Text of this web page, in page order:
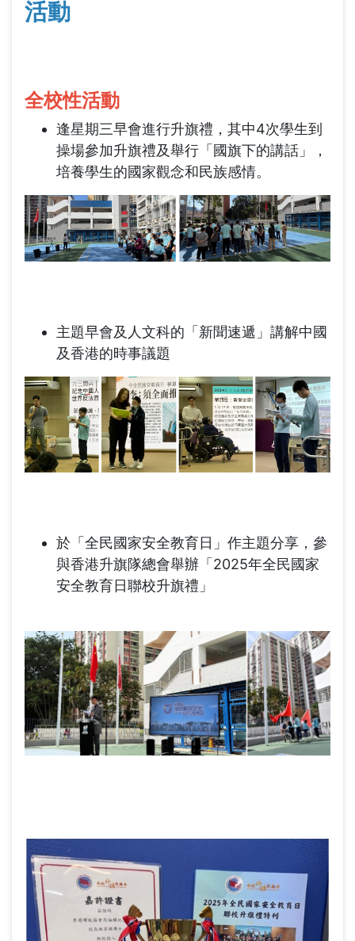
活動
全校性活動
逢星期三早會進行升旗禮，其中4次學生到
操場參加升旗禮及舉行「國旗下的講話」，
培養學生的國家觀念和民族感情。 ​​​​​​
主題早會及人文科的「新聞速遞」講解中國
及香港的時事議題
於「全民國家安全教育日」作主題分享，參
與香港升旗隊總會舉辦「2025年全民國家
安全教育日聯校升旗禮」